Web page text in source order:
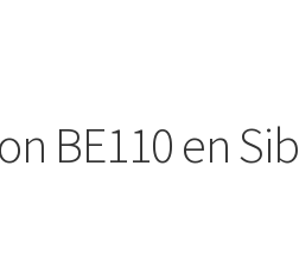
BE110 en Sib